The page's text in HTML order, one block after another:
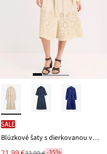
SALE
Blúzkové šaty s dierkovanou výšivkou